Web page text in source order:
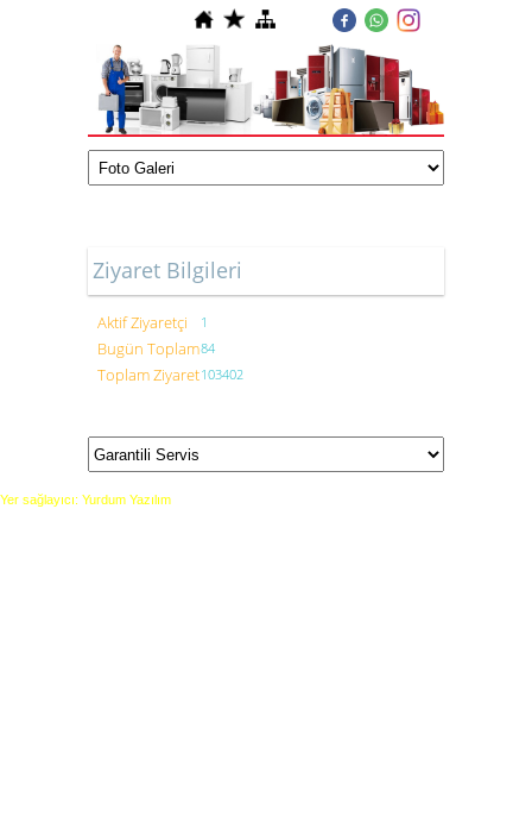
Ziyaret Bilgileri
Aktif Ziyaretçi 1
Bugün Toplam84
Toplam Ziyaret103402
Yer sağlayıcı: Yurdum Yazılım